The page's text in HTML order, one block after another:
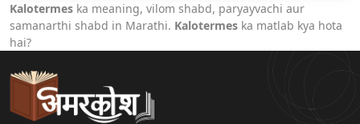
Kalotermes ka meaning, vilom shabd, paryayvachi aur
samanarthi shabd in Marathi. Kalotermes ka matlab kya hota
hai?